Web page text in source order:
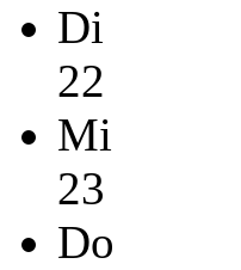
Di
22
Mi
23
Do